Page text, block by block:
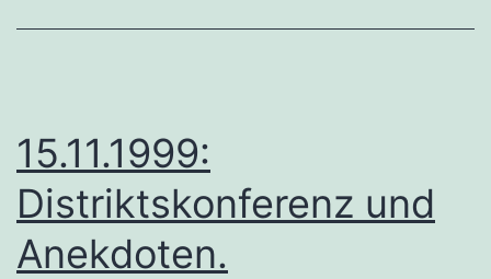
e
w
a
r
15.11.1999:
Distriktskonferenz und
Anekdoten.